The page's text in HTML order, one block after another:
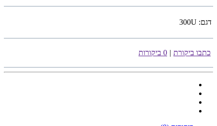
דגם: 300U
כתבו ביקורת | 0 ביקורות